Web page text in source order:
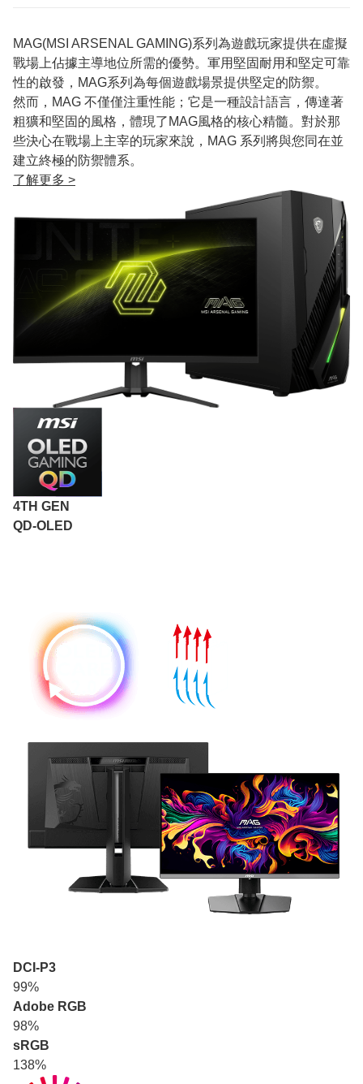
MAG(MSI ARSENAL GAMING)系列為遊戲玩家提供在虛擬
戰場上佔據主導地位所需的優勢。軍用堅固耐用和堅定可靠
性的啟發，MAG系列為每個遊戲場景提供堅定的防禦。
然而，MAG 不僅僅注重性能；它是一種設計語言，傳達著
粗獷和堅固的風格，體現了MAG風格的核心精髓。對於那
些決心在戰場上主宰的玩家來說，MAG 系列將與您同在並
建立終極的防禦體系。
了解更多 >
4TH GEN
QD-OLED
DCI-P3
99%
Adobe RGB
98%
sRGB
138%